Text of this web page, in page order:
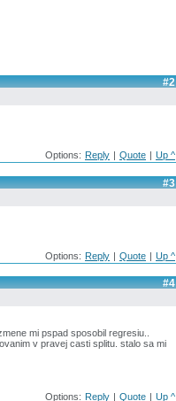
#2
Options: Reply | Quote | Up ^
#3
Options: Reply | Quote | Up ^
#4
mi pspad sposobil regresiu..
v pravej casti splitu. stalo sa mi
Options: Reply Quote Up ^